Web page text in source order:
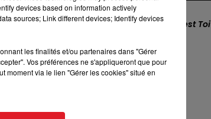
RDL WEEK-END
Un Point C'est Toi
devices based on information actively
sources; Link different devices; Identify devices
les finalités et/ou partenaires dans "Gérer
Vos préférences ne s'appliqueront que pour
moment via le lien "Gérer les cookies" situé en